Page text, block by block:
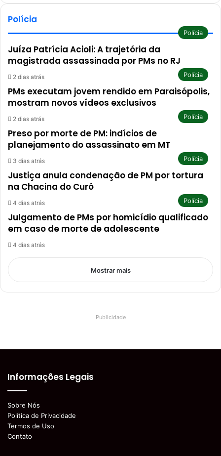
Polícia
Polícia
Juíza Patrícia Acioli: A trajetória da
magistrada assassinada por PMs no RJ
2 dias atrás Polícia
PMs executam jovem rendido em Paraisópolis,
mostram novos vídeos exclusivos
2 dias atrás Polícia
Preso por morte de PM: indícios de
planejamento do assassinato em MT
3 dias atrás Polícia
Justiça anula condenação de PM por tortura
na Chacina do Curó
4 dias atrás Polícia
Julgamento de PMs por homicídio qualificado
em caso de morte de adolescente
4 dias atrás
Mostrar mais
Publicidade
Informações Legais
Sobre Nós
Política de Privacidade
Termos de Uso
Contato